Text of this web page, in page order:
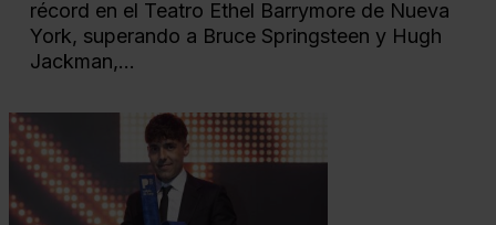
récord en el Teatro Ethel Barrymore de Nueva
York, superando a Bruce Springsteen y Hugh
Jackman,...